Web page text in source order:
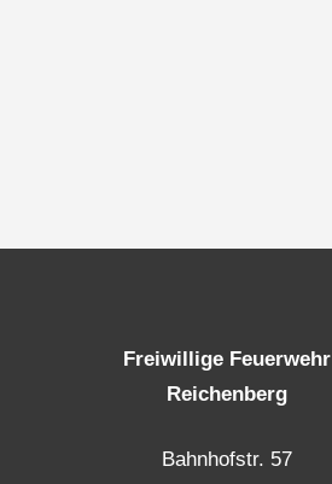
Freiwillige Feuerwehr
Reichenberg
Bahnhofstr. 57